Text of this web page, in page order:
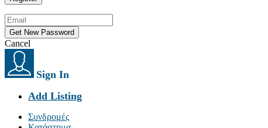
Cancel
Sign In
Add Listing
Συνδρομές